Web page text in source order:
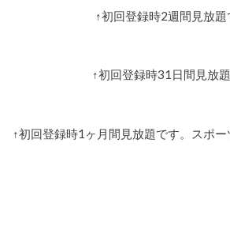
↑初回登録時2週間見放題
↑初回登録時31日間見放
↑初回登録時1ヶ月間見放題です。スポ